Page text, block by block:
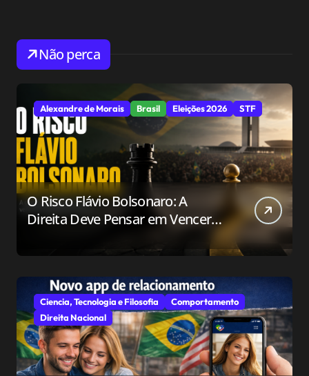
Não perca
Alexandre de Morais Brasil Eleições 2026 STF
O Risco Flávio Bolsonaro: A
Direita Deve Pensar em Vencer
Ciencia, Tecnologia e Filosofia
Comportamento
Direita Nacional